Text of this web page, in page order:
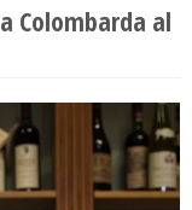
Colombarda al